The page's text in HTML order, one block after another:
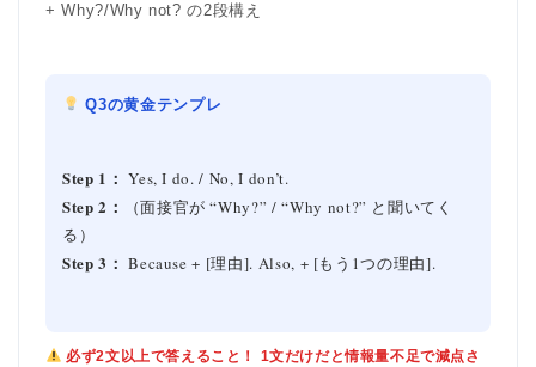
+ Why?/Why not? の2段構え
Q3の黄金テンプレ
Step 1： Yes, I do. / No, I don’t.
Step 2：
（面接官が “Why?” / “Why not?” と聞いてく
る）
Step 3： Because + [理由]. Also, + [もう1つの理由].
必ず2文以上で答えること！ 1文だけだと情報量不足で減点さ